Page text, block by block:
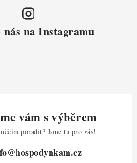
nás na Instagramu
vám s výběrem
poradit? Jsme tu pro vás!
@hospodynkam.cz